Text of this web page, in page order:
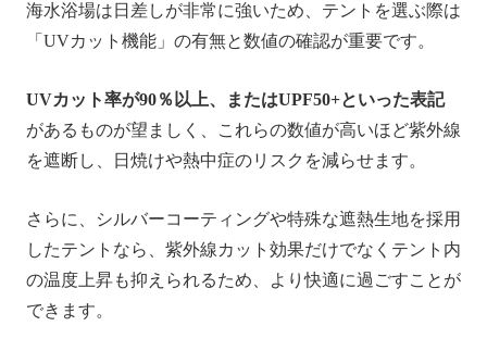
海水浴場は日差しが非常に強いため、テントを選ぶ際は
「UVカット機能」の有無と数値の確認が重要です。
UVカット率が90％以上、またはUPF50+といった表記
があるものが望ましく、これらの数値が高いほど紫外線
を遮断し、日焼けや熱中症のリスクを減らせます。
さらに、シルバーコーティングや特殊な遮熱生地を採用
したテントなら、紫外線カット効果だけでなくテント内
の温度上昇も抑えられるため、より快適に過ごすことが
できます。